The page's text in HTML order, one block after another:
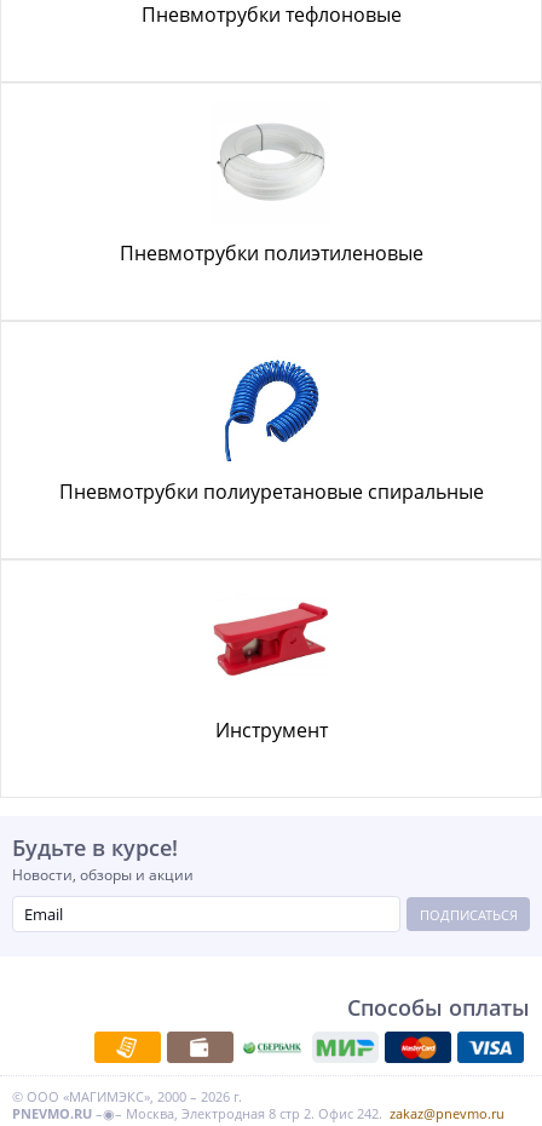
Пневмотрубки тефлоновые
Пневмотрубки полиэтиленовые
Пневмотрубки полиуретановые спиральные
Инструмент
Будьте в курсе!
Новости, обзоры и акции
ПОДПИСАТЬСЯ
Способы оплаты
© ООО «МАГИМЭКС», 2000 – 2026 г.
PNEVMO.RU –◉– Москва, Электродная 8 стр 2. Офис 242. zakaz@pnevmo.ru